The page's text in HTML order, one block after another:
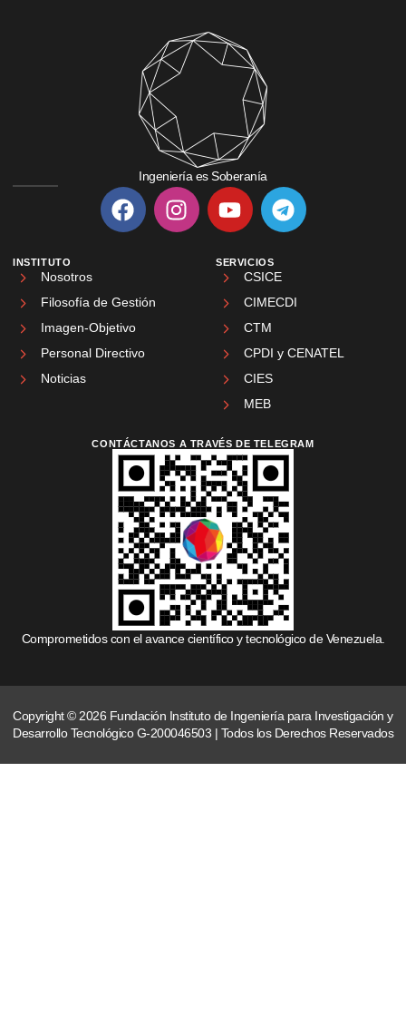
Ingeniería es Soberanía
INSTITUTO
Nosotros
Filosofía de Gestión
Imagen-Objetivo
Personal Directivo
Noticias
SERVICIOS
CSICE
CIMECDI
CTM
CPDI y CENATEL
CIES
MEB
CONTÁCTANOS A TRAVÉS DE TELEGRAM
Comprometidos con el avance científico y tecnológico de Venezuela.
Copyright © 2026 Fundación Instituto de Ingeniería para Investigación y
Desarrollo Tecnológico G-200046503 | Todos los Derechos Reservados